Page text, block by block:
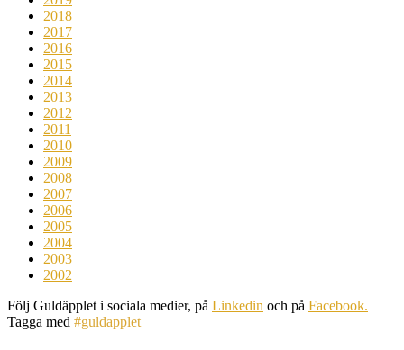
2018
2017
2016
2015
2014
2013
2012
2011
2010
2009
2008
2007
2006
2005
2004
2003
2002
Följ Guldäpplet i sociala medier, på Linkedin och på Facebook.
Tagga med #guldapplet